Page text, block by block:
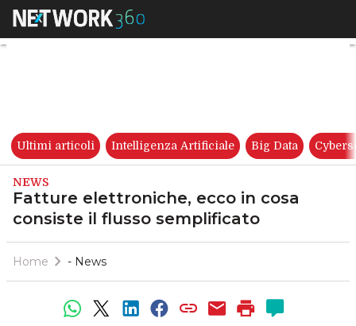
Fatture elettroniche, ecco in
Ultimi articoli Intelligenza Artificiale Big Data
NEWS
Fatture elettroniche, ecco in cosa
consiste il flusso semplificato
Home - News